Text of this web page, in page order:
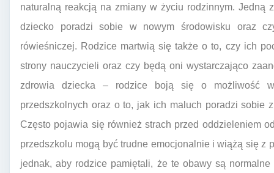
naturalną reakcją na zmiany w życiu rodzinnym. Jedną
dziecko poradzi sobie w nowym środowisku oraz
rówieśniczej. Rodzice martwią się także o to, czy ich
strony nauczycieli oraz czy będą oni wystarczająco
zdrowia dziecka – rodzice boją się o możliwość
przedszkolnych oraz o to, jak ich maluch poradzi sobie
Często pojawia się również strach przed oddzieleniem
przedszkolu mogą być trudne emocjonalnie i wiążą się z
jednak, aby rodzice pamiętali, że te obawy są